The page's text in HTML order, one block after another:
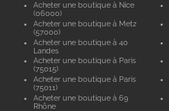
Acheter une boutique à Nice
(06000)
Acheter une boutique à Metz
(57000)
Acheter une boutique à 40
Landes
Acheter une boutique à Paris
(75015)
Acheter une boutique à Paris
(75011)
Acheter une boutique à 69
Rhône